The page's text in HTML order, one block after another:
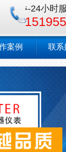
--24小时
案例 联系
污